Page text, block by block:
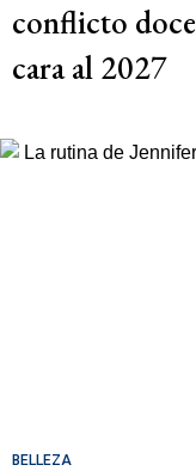
conflicto
cara al 2027
BELLEZA